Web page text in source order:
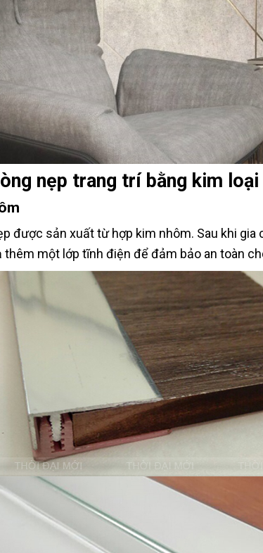
nẹp trang trí bằng kim loại
được sản xuất từ hợp kim nhôm. Sau khi
một lớp tĩnh điện để đảm bảo an toàn